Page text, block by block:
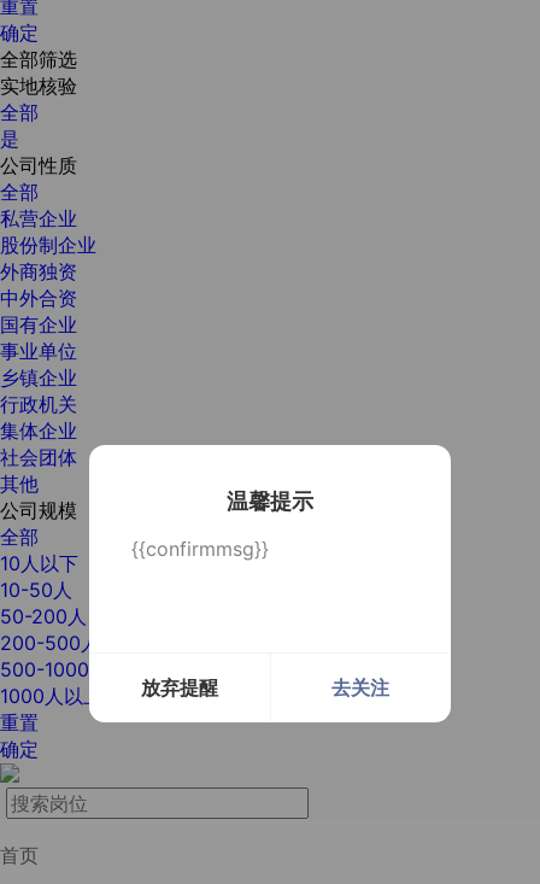
温馨提示
{{confirmmsg}}
放弃提醒 去关注
重置
确定
全部筛选
实地核验
全部
是
公司性质
全部
私营企业
股份制企业
外商独资
中外合资
国有企业
事业单位
乡镇企业
行政机关
集体企业
社会团体
其他
公司规模
全部
10人以下
10-50人
50-200人
200-500人
500-1000人
1000人以上
重置
确定
首页